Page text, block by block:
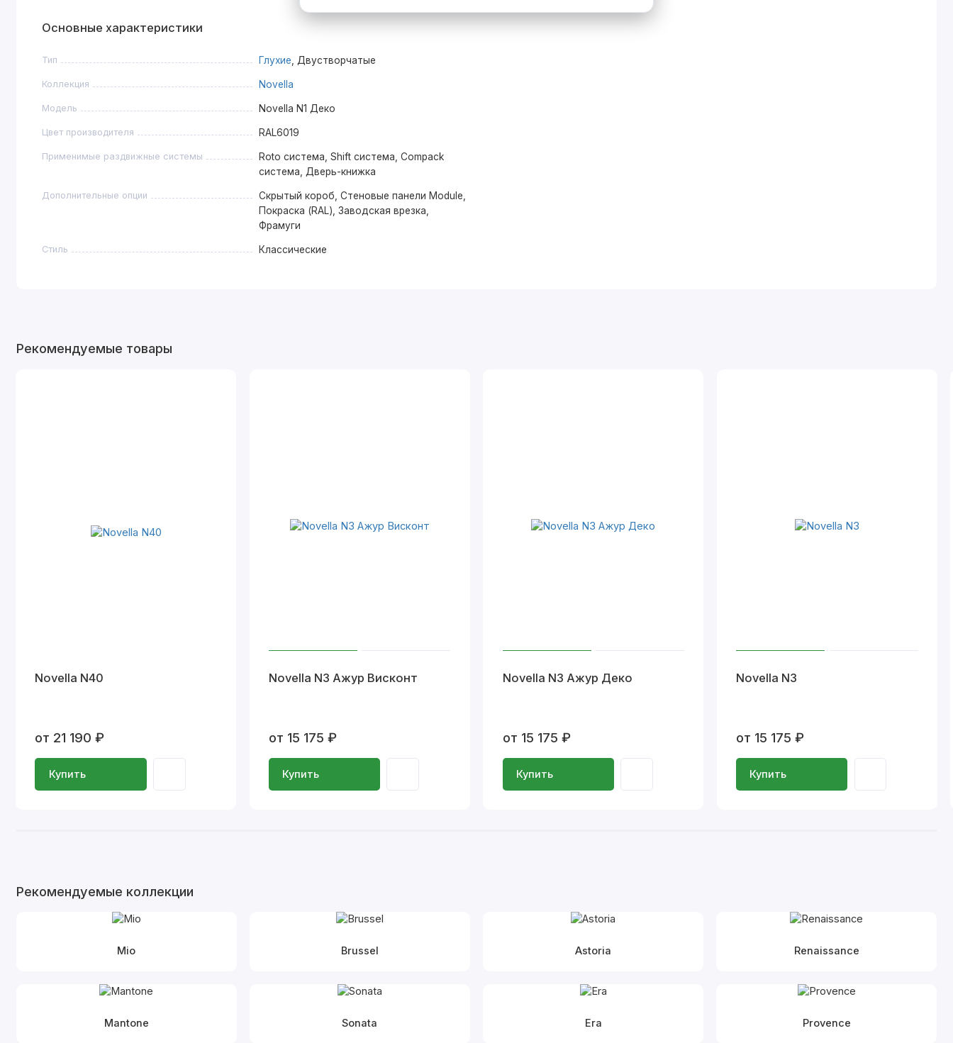
Основные характеристики
Тип Глухие , Двустворчатые
Коллекция Novella
Модель Novella N1 Деко
Цвет производителя RAL6019
Применимые раздвижные системы
Roto система, Shift система, Compack
система, Дверь-книжка
Дополнительные опции
Скрытый короб, Стеновые панели Module,
Покраска (RAL), Заводская врезка,
Фрамуги
Стиль Классические
Рекомендуемые товары
Novella N40
от 21 190 ₽
Купить
Novella N3 Ажур Висконт
от 15 175 ₽
Купить
Novella N3 Ажур Деко
от 15 175 ₽
Купить
Novella N3
от 15 175 ₽
Купить
Рекомендуемые коллекции
Mio Brussel Astoria Renaissance
Mantone Sonata Era Provence